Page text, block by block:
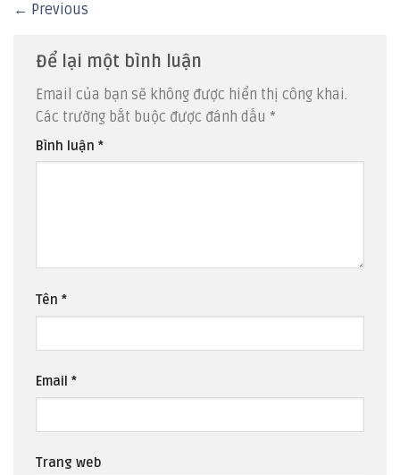
← Previous
Để lại một bình luận
Email của bạn sẽ không được hiển thị công khai.
Các trường bắt buộc được đánh dấu *
Bình luận *
Tên *
Email *
Trang web